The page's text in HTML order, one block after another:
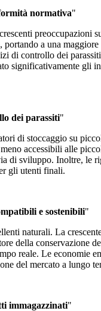
normativa"
preoccupazioni
a una
di controllo dei
significativamente gli
dei parassiti"
di stoccaggio su
accessibili alle
di sviluppo. Inoltre,
gli utenti finali.
e sostenibili"
naturali. La
della
reale. Le economie
del mercato a lungo
immagazzinati"